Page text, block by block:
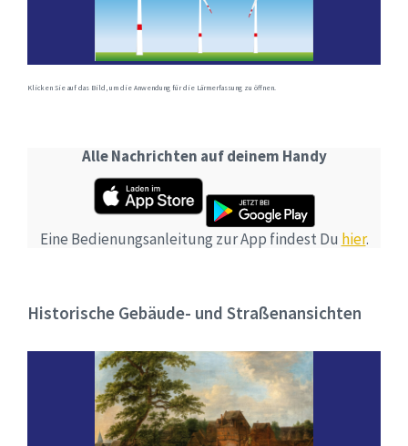
Klicken Sie auf das Bild, um die Anwendung für die Lärmerfassung zu öffnen.
Alle Nachrichten auf deinem Handy
Eine Bedienungsanleitung zur App findest Du hier.
Historische Gebäude- und Straßenansichten